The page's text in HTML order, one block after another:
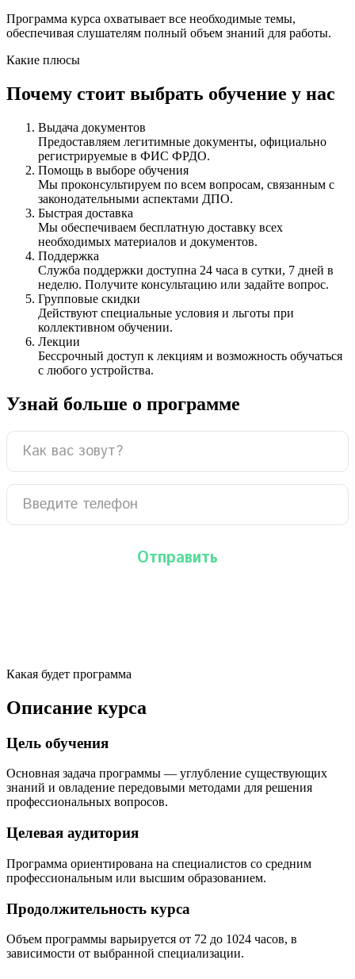
Программа курса охватывает все необходимые темы,
обеспечивая слушателям полный объем знаний для работы.
Какие плюсы
Почему стоит выбрать обучение у нас
Выдача документов
Предоставляем легитимные документы, официально
регистрируемые в ФИС ФРДО.
Помощь в выборе обучения
Мы проконсультируем по всем вопросам, связанным с
законодательными аспектами ДПО.
Быстрая доставка
Мы обеспечиваем бесплатную доставку всех
необходимых материалов и документов.
Поддержка
Служба поддержки доступна 24 часа в сутки, 7 дней в
неделю. Получите консультацию или задайте вопрос.
Групповые скидки
Действуют специальные условия и льготы при
коллективном обучении.
Лекции
Бессрочный доступ к лекциям и возможность обучаться
с любого устройства.
Узнай больше о программе
Какая будет программа
Описание курса
Цель обучения
Основная задача программы — углубление существующих
знаний и овладение передовыми методами для решения
профессиональных вопросов.
Целевая аудитория
Программа ориентирована на специалистов со средним
профессиональным или высшим образованием.
Продолжительность курса
Объем программы варьируется от 72 до 1024 часов, в
зависимости от выбранной специализации.